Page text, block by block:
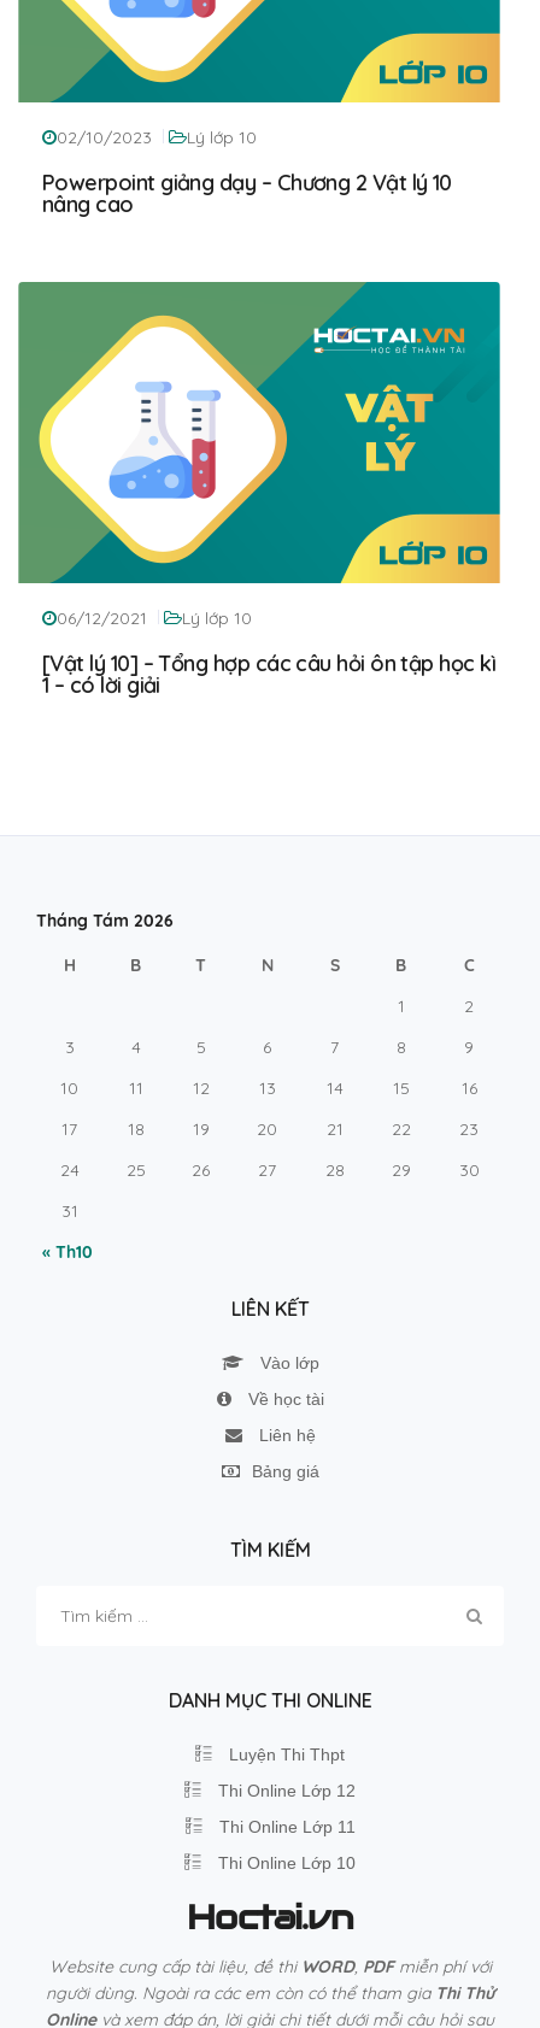
02/10/2023 Lý lớp 10
Powerpoint giảng dạy – Chương 2 Vật lý 10
nâng cao
06/12/2021 Lý lớp 10
[Vật lý 10] – Tổng hợp các câu hỏi ôn tập học kì
1 – có lời giải
Tháng Tám 2026
H B T N S B C
« Th10
1
2
3
4 5 6 7 8
9
10
11 12 13 14 15
16
17
18 19 20 21 22
23
24
25 26 27 28 29
30
31
LIÊN KẾT
Vào lớp
Về học tài
Liên hệ
Bảng giá
TÌM KIẾM
kiếm
DANH MỤC THI ONLINE
Luyện Thi Thpt
Thi Online Lớp 12
Thi Online Lớp 11
Thi Online Lớp 10
Hoctai.vn
Website cung cấp tài liệu, đề thi WORD, PDFmiễn phí với
người dùng. Ngoài ra các em còn có thể tham gia Thi Thử
Onlinevà xem đáp án, lời giải chi tiết dưới mỗi câu hỏi sau